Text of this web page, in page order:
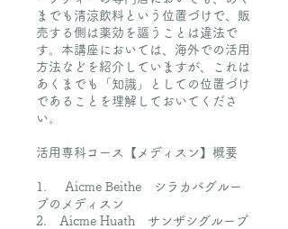
までも清涼飲料という位置づけで、販
売する側は薬効を謳うことは違法で
す。本講座においては、海外での活用
方法などを紹介していますが、これは
あくまでも「知識」としての位置づけ
であることを理解しておいてくださ
い。
活用専科コース【メディスン】概要
1. Aicme Beithe シラカバグルー
プのメディスン
2. Aicme Huath サンザシグループ